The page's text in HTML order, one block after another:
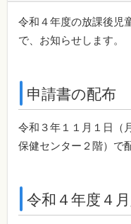
令和４年度の放課後児
で、お知らせします。
申請書の配布
令和３年１１月１日（
保健センター２階）で
令和４年度４